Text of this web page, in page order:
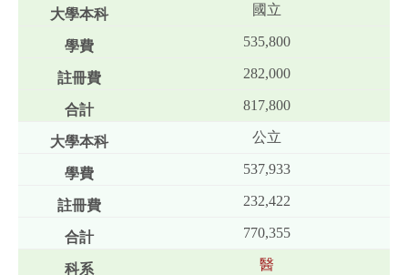
國立
535,800
282,000
817,800
公立
537,933
232,422
770,355
醫